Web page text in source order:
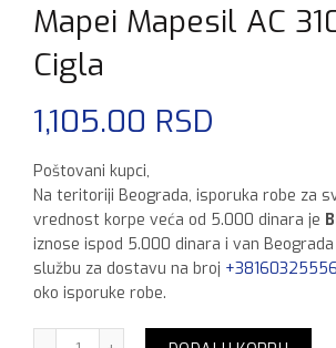
Mapei Mapesil AC
Cigla
1,105.00 RSD
Poštovani kupci,
Na teritoriji Beograda, isporuka robe za
vrednost korpe veća od 5.000 dinara je
iznose ispod 5.000 dinara i van
službu za dostavu na broj
oko isporuke robe.
Mapei Mapesil AC 310 ml,145 Cigla